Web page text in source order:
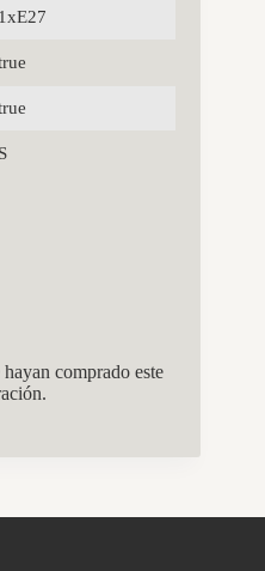
1xE27
S
comprado este